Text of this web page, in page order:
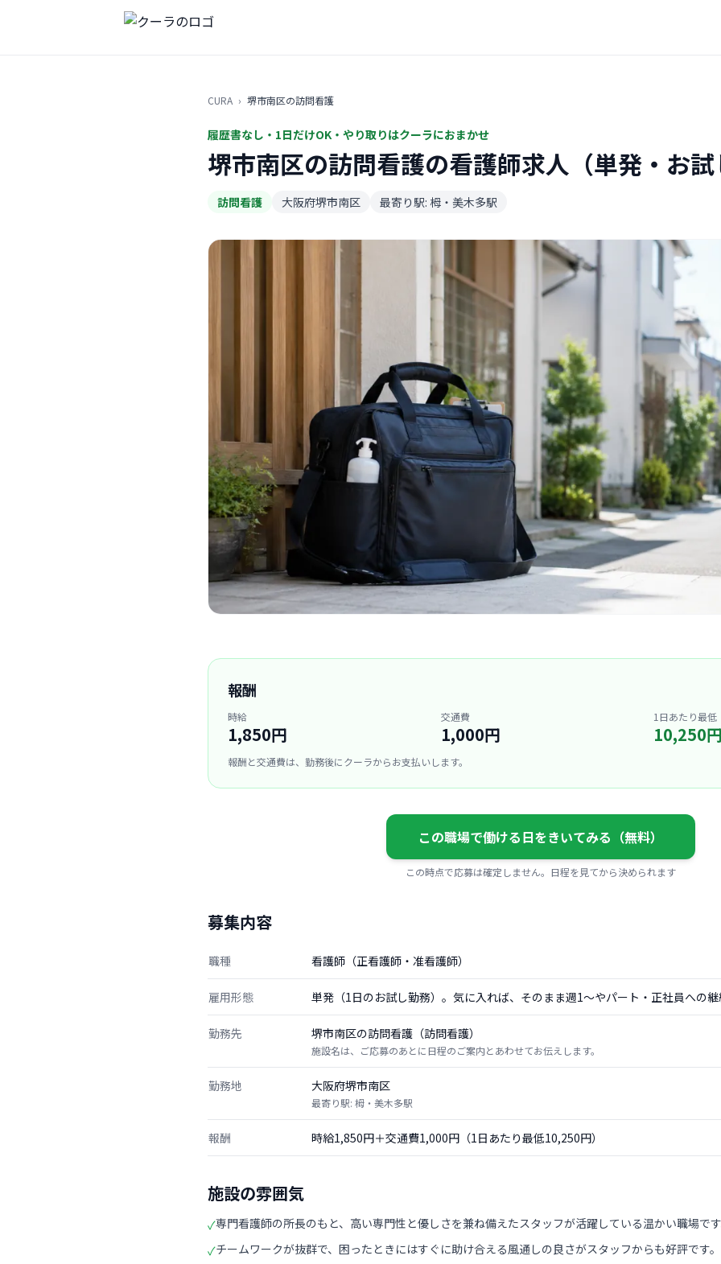
CURA › 堺市南区の訪問看護
履歴書なし・1日だけOK・やり取りはクーラにおまかせ
堺市南区の訪問看護の看護師求人（単発・お試
訪問看護 大阪府堺市南区 最寄り駅: 栂・美木多駅
報酬
時給
1,850円
交通費
1,000円
1日あたり最低
10,250円
報酬と交通費は、勤務後にクーラからお支払いします。
この職場で働ける日をきいてみる（無料）
この時点で応募は確定しません。日程を見てから決められます
募集内容
職種 看護師（正看護師・准看護師）
雇用形態 単発（1日のお試し勤務）。気に入れば、そのまま週1〜やパート・正社員への継
勤務先 堺市南区の訪問看護（訪問看護）
施設名は、ご応募のあとに日程のご案内とあわせてお伝えします。
勤務地 大阪府堺市南区
最寄り駅: 栂・美木多駅
報酬 時給1,850円＋交通費1,000円（1日あたり最低10,250円）
施設の雰囲気
✓専門看護師の所長のもと、高い専門性と優しさを兼ね備えたスタッフが活躍している温かい職場です
✓チームワークが抜群で、困ったときにはすぐに助け合える風通しの良さがスタッフからも好評です。